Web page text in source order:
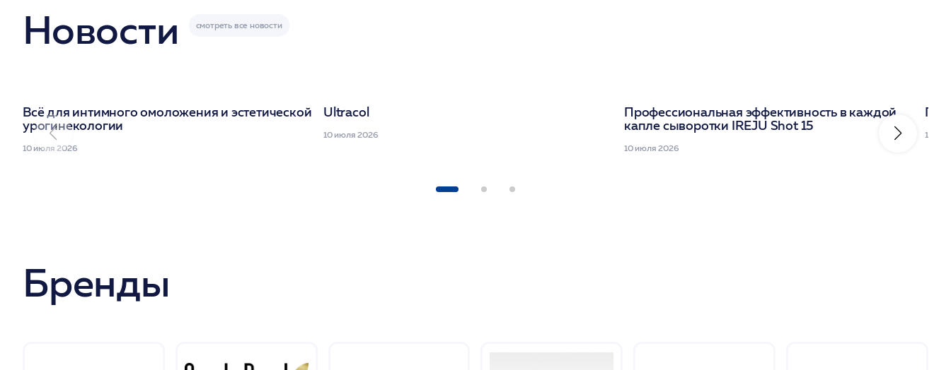
Новости
Всё для интимного омоложения и эстетической
урогинекологии
10 июля 2026
Ultracol
10 июля 2026
Профессиональная эффективность в каждой
капле сыворотки IREJU Shot 15
10 июля 2026
10
Бренды